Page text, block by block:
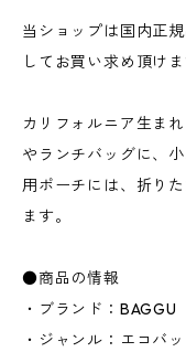
当ショップは国内正
してお買い求め頂けま
カリフォルニア生ま
やランチバッグに、
用ポーチには、折り
ます。
●商品の情報
・ブランド：
・ジャンル：エコバ